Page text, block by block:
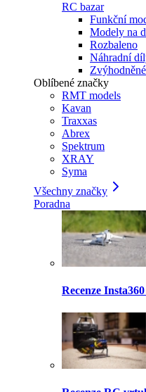
RC bazar
Funkční
Modely na
Rozbaleno
Náhradní
Oblíbené značky
RMT models
Kavan
Traxxas
Abrex
Spektrum
XRAY
Syma
Všechny značky
Poradna
Recenze